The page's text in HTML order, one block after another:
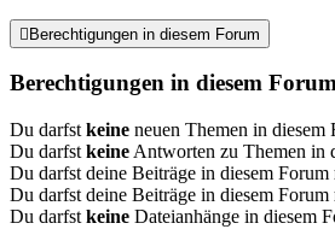
Berechtigungen in diesem Forum
Berechtigungen in diesem
Du darfst keine neuen Themen in diesem
Du darfst keine Antworten zu Themen in
Du darfst deine Beiträge in diesem Forum
Du darfst deine Beiträge in diesem Forum
Du darfst keine Dateianhänge in diesem